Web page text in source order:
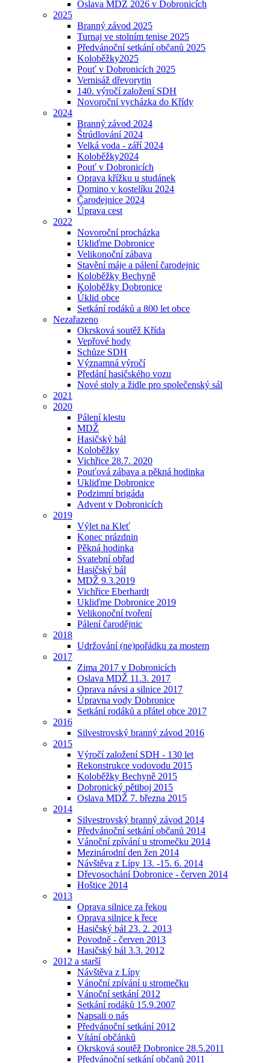
Oslava MDŽ 2026 v Dobronicích
2025
Branný závod 2025
Turnaj ve stolním tenise 2025
Předvánoční setkání občanů 2025
Koloběžky2025
Pouť v Dobronicích 2025
Vernisáž dřevorytin
140. výročí založení SDH
Novoroční vycházka do Křídy
2024
Branný závod 2024
Štrúdlování 2024
Velká voda - září 2024
Koloběžky2024
Pouť v Dobronicích
Oprava křížku u studánek
Domino v kostelíku 2024
Čarodejnice 2024
Úprava cest
2022
Novoroční procházka
Ukliďme Dobronice
Velikonoční zábava
Stavění máje a pálení čarodejnic
Koloběžky Bechyně
Koloběžky Dobronice
Úklid obce
Setkání rodáků a 800 let obce
Nezařazeno
Okrsková soutěž Křída
Vepřové hody
Schůze SDH
Významná výročí
Předání hasičského vozu
Nové stoly a židle pro společenský sál
2021
2020
Pálení klestu
MDŽ
Hasičský bál
Koloběžky
Vichřice 28.7. 2020
Pouťová zábava a pěkná hodinka
Ukliďme Dobronice
Podzimní brigáda
Advent v Dobronicích
2019
Výlet na Kleť
Konec prázdnin
Pěkná hodinka
Svatební obřad
Hasičský bál
MDŽ 9.3.2019
Vichřice Eberhardt
Ukliďme Dobronice 2019
Velikonoční tvoření
Pálení čarodějnic
2018
Udržování (ne)pořádku za mostem
2017
Zima 2017 v Dobronicích
Oslava MDŽ 11.3. 2017
Oprava návsi a silnice 2017
Úpravna vody Dobronice
Setkání rodáků a přátel obce 2017
2016
Silvestrovský branný závod 2016
2015
Výročí založení SDH - 130 let
Rekonstrukce vodovodu 2015
Koloběžky Bechyně 2015
Dobronický pětiboj 2015
Oslava MDŽ 7. března 2015
2014
Silvestrovský branný závod 2014
Předvánoční setkání občanů 2014
Vánoční zpívání u stromečku 2014
Mezinárodní den žen 2014
Návštěva z Lípy 13. -15. 6. 2014
Dřevosochání Dobronice - červen 2014
Hoštice 2014
2013
Oprava silnice za řekou
Oprava silnice k řece
Hasičský bál 23. 2. 2013
Povodně - červen 2013
Hasičský bál 3.3. 2012
2012 a starší
Návštěva z Lípy
Vánoční zpívání u stromečku
Vánoční setkání 2012
Setkání rodáků 15.9.2007
Napsali o nás
Předvánoční setkání 2012
Vítání občánků
Okrsková soutěž Dobronice 28.5.2011
Předvánoční setkání občanů 2011